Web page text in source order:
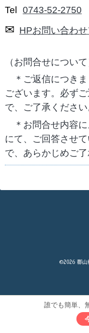
Tel 0743-52-2750
✉ HPお問い合わ
（お問合せについて
＊ご返信につき
ございます。必ず
で、ご了承ください
＊お問合せ内容
にて、ご回答させ
で、あらかじめご了
©2026 郡山
誰でも簡単、